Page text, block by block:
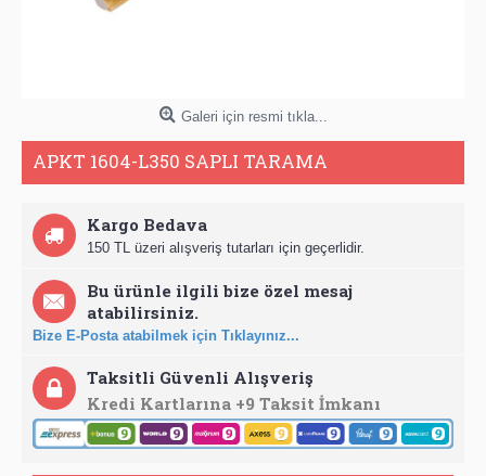
Galeri için resmi tıkla...
APKT 1604-L350 SAPLI TARAMA
Kargo Bedava
150 TL üzeri alışveriş tutarları için geçerlidir.
Bu ürünle ilgili bize özel mesaj
atabilirsiniz.
Bize E-Posta atabilmek için Tıklayınız...
Taksitli Güvenli Alışveriş
Kredi Kartlarına +9 Taksit İmkanı